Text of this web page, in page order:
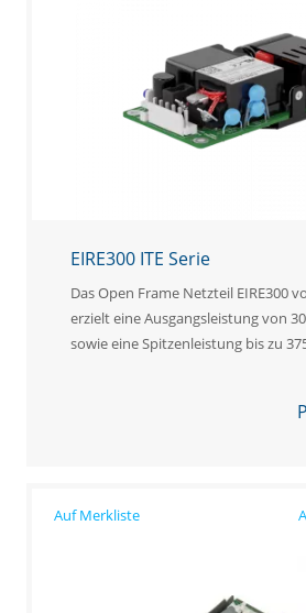
EIRE300 ITE Serie
Das Open Frame Netzteil EIRE300
erzielt eine Ausgangsleistung von
sowie eine Spitzenleistung bis zu